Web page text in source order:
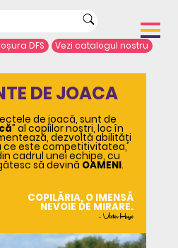
DFS Vezi catalogul nostru
DE JOACA
de joacă, sunt de
” al copiilor noștri, loc în
dezvoltă abilități
ce este competitivitatea,
cadrul unei echipe, cu
să devină OAMENI.
COPILĂRIA, O IMENSĂ
NEVOIE DE MIRARE.
– Victor Hugo